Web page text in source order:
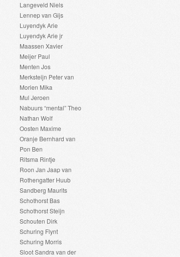
Langeveld Niels
Lennep van Gijs
Luyendyk Arie
Luyendyk Arie jr
Maassen Xavier
Meijer Paul
Menten Jos
Merksteijn Peter van
Morien Mika
Mul Jeroen
Nabuurs “mental” Theo
Nathan Wolf
Oosten Maxime
Oranje Bernhard van
Pon Ben
Ritsma Rintje
Roon Jan Jaap van
Rothengatter Huub
Sandberg Maurits
Schothorst Bas
Schothorst Steijn
Schouten Dirk
Schuring Flynt
Schuring Morris
Sloot Sandra van der